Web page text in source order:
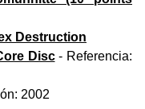
Destruction
Disc- Referencia:
2002